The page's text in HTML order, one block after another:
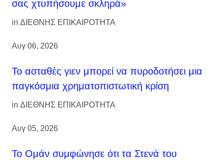
σας χτυπήσουμε σκληρά»
in ΔΙΕΘΝΗΣ ΕΠΙΚΑΙΡΟΤΗΤΑ
Αυγ 06, 2026
Το ασταθές γιεν μπορεί να πυροδοτήσει μια
παγκόσμια χρηματοπιστωτική κρίση
in ΔΙΕΘΝΗΣ ΕΠΙΚΑΙΡΟΤΗΤΑ
Αυγ 05, 2026
Το Ομάν συμφώνησε ότι τα Στενά του